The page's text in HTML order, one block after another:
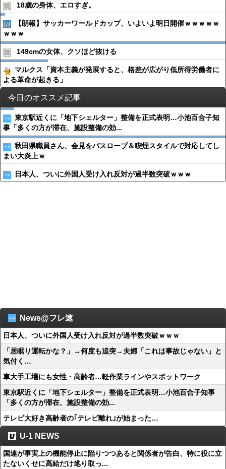
18歳の身体、エロすぎ。
【朗報】サッカーワールドカップ、いよいよ明日開催ｗｗｗｗｗ
ｗｗｗ
149cmの女体、クソほど抜ける
マルクス「資本主義が発展すると、格差が広がり低所得労働者に
よる革命が起きる」
今日のオススメ記事
東京駅近くに「地下シェルター」整備を正式表明…小池百合子知
事「多くの方が滞在、施設整備の効...
秋田県職員さん、会見をバスローブ＆喫煙スタイルで対応してし
まい大炎上ｗ
日本人、ついに外国人受け入れ反対が過半数突破ｗｗｗ
News@フレ速
日本人、ついに外国人受け入れ反対が過半数突破ｗｗｗ
「居眠り運転かな？」→何度も追突→夫婦「これは事故じゃない」と
気付く…
車大手工場にも女性・高齢者…軽作業ラインやスポットワーク
東京駅近くに「地下シェルター」整備を正式表明…小池百合子知事
「多くの方が滞在、施設整備の効...
テレビ大好き高齢者の｢テレビ離れ｣が始まった…
U-1 NEWS
国連が事実上の機能停止に陥りつつあると関係者が告白、特に役に立
たないくせに高給だけ毟り取っ...